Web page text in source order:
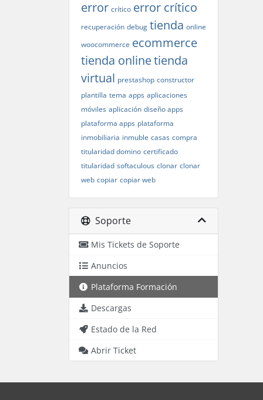
error crítico error crítico
recuperación debug tienda online
woocommerce ecommerce
tienda onlinetienda
virtual prestashop constructor
plantilla tema apps aplicaciones
móviles aplicación diseño apps
plataforma apps plataforma
inmobiliaria inmuble casas compra
titularidad domino certificado
titularidad softaculous clonar clonar
web copiar copiar web
Soporte
Mis Tickets de Soporte
Anuncios
Plataforma Formación
Descargas
Estado de la Red
Abrir Ticket